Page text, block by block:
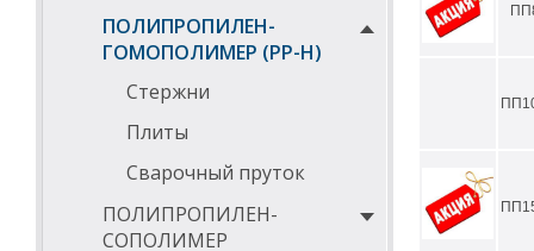
ПОЛИПРОПИЛЕН-
ГОМОПОЛИМЕР (PP-Н)
Стержни
Плиты
Сварочный пруток
ПОЛИПРОПИЛЕН-
СОПОЛИМЕР